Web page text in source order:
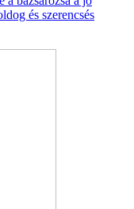
és szerencsés